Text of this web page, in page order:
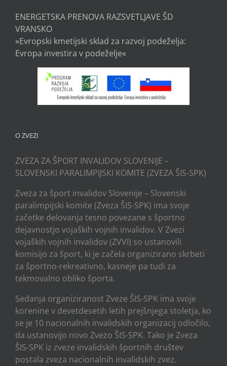
ENERGETSKA PRENOVA RAZSVETLJAVE ŠD
VRANSKO
»Evropski kmetijski sklad za razvoj podeželja:
Evropa investira v podeželje«
O ZVEZI
ZVEZA ZA ŠPORT INVALIDOV SLOVENIJE –
SLOVENSKI PARALIMPIJSKI KOMITE (ZVEZA ŠIS-SPK)
Zveza za šport invalidov Slovenije – Slovenski
paralimpijski komite (Zveza ŠIS-SPK) ima svoje
začetke delovanja tesno povezane s športno
dejavnostjo vojaških vojnih invalidov. V Zvezi
vojaških vojnih invalidov (ZVVI) so ustanovili
komisijo za šport, ki je začela organizirano skrbeti
za športno-rekreativno, kasneje pa tudi za
tekmovalno obliko športa.
Sedanja organiziranost Zveze ŠIS-SPK ima svoje
korenine v devetdesetih letih prejšnjega stoletja, ko
se je 10 nacionalnih invalidskih organizacij odločilo,
da ustanovijo novo Zvezo ŠIS-SPK. Tako je Zveza
ŠIS-SPK iz zveze invalidskih športnih društev
postala zveza nacionalnih invalidskih zvez.